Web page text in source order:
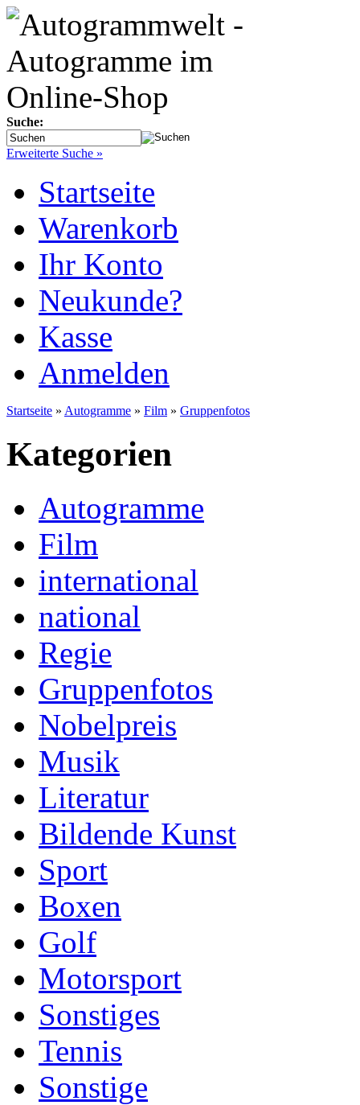
Suche:
Erweiterte Suche »
Startseite
Warenkorb
Ihr Konto
Neukunde?
Kasse
Anmelden
Startseite » Autogramme » Film » Gruppenfotos
Kategorien
Autogramme
Film
international
national
Regie
Gruppenfotos
Nobelpreis
Musik
Literatur
Bildende Kunst
Sport
Boxen
Golf
Motorsport
Sonstiges
Tennis
Sonstige